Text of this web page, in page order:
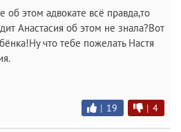
об этом адвокате всё правда,то
Анастасия об этом не знала?Вот
что тебе пожелать Настя
| 19 | 4